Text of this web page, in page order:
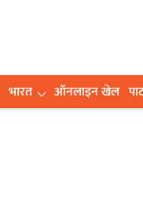
भारत ऑनलाइन खेल